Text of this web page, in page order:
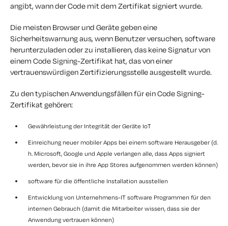
angibt, wann der Code mit dem Zertifikat signiert wurde.
Die meisten Browser und Geräte geben eine
Sicherheitswarnung aus, wenn Benutzer versuchen, software
herunterzuladen oder zu installieren, das keine Signatur von
einem Code Signing-Zertifikat hat, das von einer
vertrauenswürdigen Zertifizierungsstelle ausgestellt wurde.
Zu den typischen Anwendungsfällen für ein Code Signing-
Zertifikat gehören:
Gewährleistung der Integrität der Geräte IoT
Einreichung neuer mobiler Apps bei einem software Herausgeber (d.
h. Microsoft, Google und Apple verlangen alle, dass Apps signiert
werden, bevor sie in ihre App Stores aufgenommen werden können)
software für die öffentliche Installation ausstellen
Entwicklung von Unternehmens-IT software Programmen für den
internen Gebrauch (damit die Mitarbeiter wissen, dass sie der
Anwendung vertrauen können)